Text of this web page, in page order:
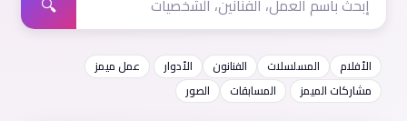
الأفلام المسلسلات الفنانون الأدوار
عمل ميمز
مشاركات الميمز
المسابقات الصور